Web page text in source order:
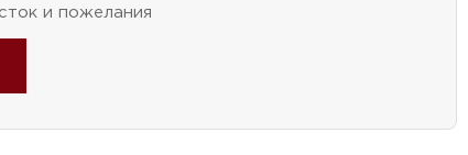
и пожелания